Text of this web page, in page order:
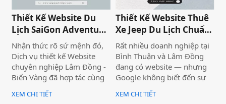
dụng trong thời đại ngày
nay hay không, khi mà
Digital Marketing đang “lên
ngôi” như vũ bão và ngày
càng chứng tỏ được sức
mạnh của nó? Ngay bây
giờ, hãy cùng
ThanhSangMos tìm hiểu
trong bài viết này nhé.
Thiết Kế Website Du
Lịch SaiGon Adventure
- Top tour Saigon
Nhận thức rõ sứ mệnh đó,
Dịch vụ thiết kế Website
chuyên nghiệp Lâm Đồng -
Biển Vàng đã hợp tác cùng
thương hiệu SaiGon
Adventure để triển khai dự
XEM CHI TIẾT
Thiết Kế Website Thuê
Xe Jeep Du Lịch Chuẩn
SEO 2026 | JoyJeep
Rất nhiều doanh nghiệp tại
Bình Thuận và Lâm Đồng
đang có website — nhưng
Google không biết đến sự
tồn tại của họ. Không có
khách từ tìm kiếm tự nhiên,
XEM CHI TIẾT